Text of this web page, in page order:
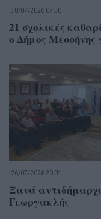
30/07/2026 07:50
21 σχολικές
ο Δήμος Μεσσήνης
26/07/2026 20:01
Ξανά
Γεωργακλής